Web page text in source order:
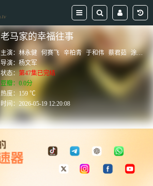
老马家的幸福往事
主演：林永健 何赛飞 辛柏青 于和伟 蔡君茹
涂松岩
导演：杨文军
状态：第47集已完结
豆瓣：0.0分
热度：159 ℃
时间：2026-05-19 12:20:08